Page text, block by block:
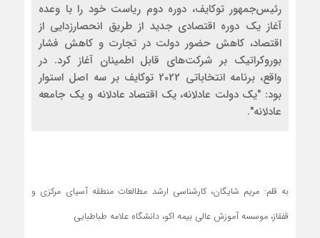
رئیس‌جمهور توکایف، دوره دوم ریاست خود را با وعده‌
آغاز یک دوره اقتصادی جدید از طریق انحصارزدایی از
اقتصاد، کاهش حضور دولت در تجارت و کاهش فشار
بوروکراتیک بر شرکت‌های قابل اطمینان آغاز کرد. در
واقع، برنامه انتخاباتی 2022 توکایف بر سه اصل استوار
بود: "یک دولت عادلانه، یک اقتصاد عادلانه و یک جامعه
عادلانه".
به قلم: مریم شایگان، کارشناسی ارشد مطالعات منطقه آسیای مرکزی و
قفقاز، موسسه آموزش عالی بیمه اکو، دانشگاه علامه طباطبایی